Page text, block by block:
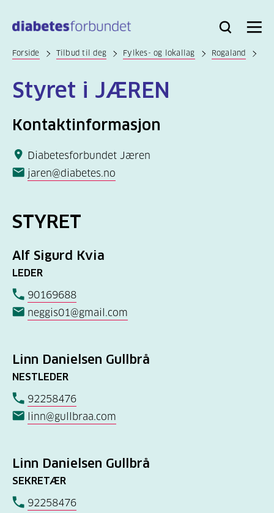
hovedinnhold
Bli
Logg
Søk Meny
Forside Tilbud til deg Fylkes- og lokallag Rogaland
Styret i JÆREN
Kontaktinformasjon
Diabetesforbundet Jæren
jaren@diabetes.no
STYRET
Alf Sigurd Kvia
LEDER
90169688
neggis01@gmail.com
Linn Danielsen Gullbrå
NESTLEDER
92258476
linn@gullbraa.com
Linn Danielsen Gullbrå
SEKRETÆR
92258476